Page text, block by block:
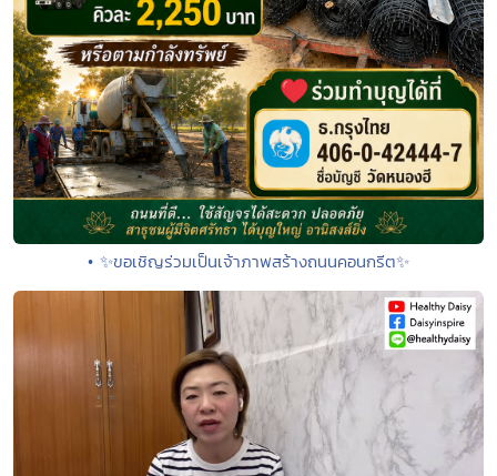
• ✨ขอเชิญร่วมเป็นเจ้าภาพสร้างถนนคอนกรีต✨